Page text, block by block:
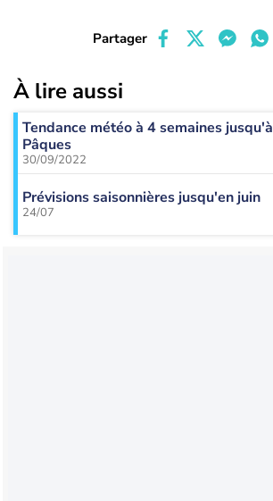
Partager
À lire aussi
Tendance météo à 4 semaines jusqu'à
Pâques
30/09/2022
Prévisions saisonnières jusqu'en juin
24/07